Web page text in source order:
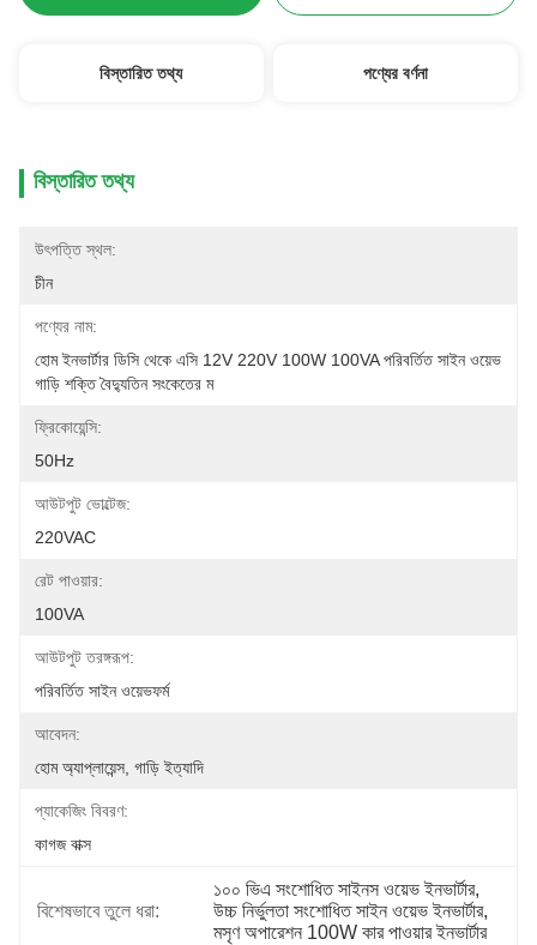
বিস্তারিত তথ্য পণ্যের বর্ণনা
বিস্তারিত তথ্য
উৎপত্তি স্থল:
চীন
পণ্যের নাম:
হোম ইনভার্টার ডিসি থেকে এসি 12V 220V 100W 100VA পরিবর্তিত সাইন ওয়েভ
গাড়ি শক্তি বৈদ্যুতিন সংকেতের ম
ফ্রিকোয়েন্সি:
50Hz
আউটপুট ভোল্টেজ:
220VAC
রেট পাওয়ার:
100VA
আউটপুট তরঙ্গরূপ:
পরিবর্তিত সাইন ওয়েভফর্ম
আবেদন:
হোম অ্যাপ্লায়েন্স, গাড়ি ইত্যাদি
প্যাকেজিং বিবরণ:
কাগজ বাক্স
বিশেষভাবে তুলে ধরা:
১০০ ভিএ সংশোধিত সাইনস ওয়েভ ইনভার্টার,
উচ্চ নির্ভুলতা সংশোধিত সাইন ওয়েভ ইনভার্টার,
মসৃণ অপারেশন 100W কার পাওয়ার ইনভার্টার